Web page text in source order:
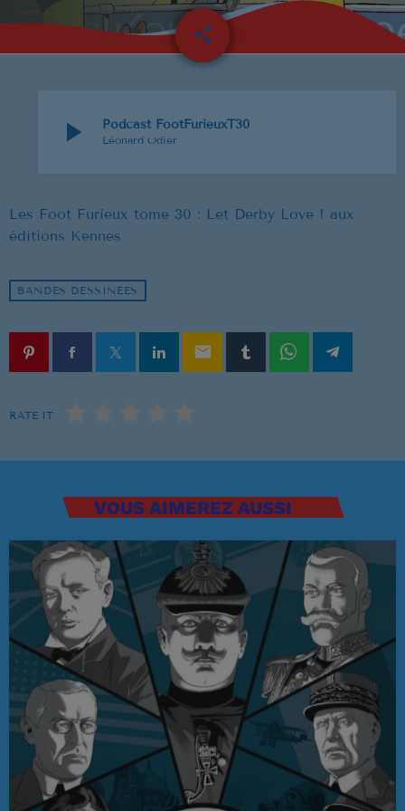
NOUS REJOINDRE
PUBLICITÉ
EMISSION EN COURS
PROCHAINES ÉMISSIONS
Ré 70′
20:00 - 20:59
Ré 80′
21:00 - 21:59
Retiens La Nuit
22:00 - 23:59
share
email
play_arrow Podcast FootFurieuxT30
Léonard Odier
Les Foot Furieux tome 30 : Let Derby Love ! aux
éditions Kennes
BANDES DESSINÉES
email
RATE IT
VOUS AIMEREZ AUSSI